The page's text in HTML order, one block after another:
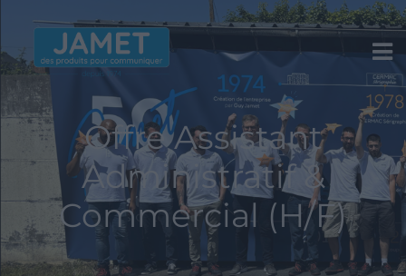
Offre Assistant
Administratif &
Commercial (H/F)